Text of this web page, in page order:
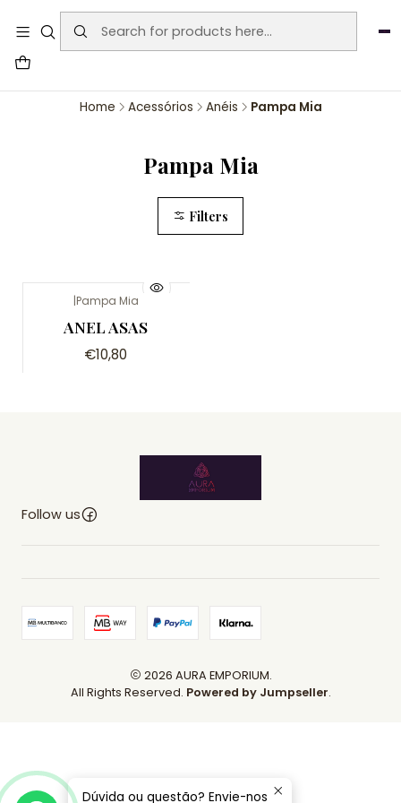
User-agent: * Allow: / Sitemap:
https://www.auraemporium.pt/sitemap.xml
Home Acessórios Anéis Pampa Mia
Pampa Mia
Filters
|Pampa Mia
ANEL ASAS
€10,80
Follow us
2026 AURA EMPORIUM.
All Rights Reserved. Powered by Jumpseller.
Dúvida ou questão? Envie-nos